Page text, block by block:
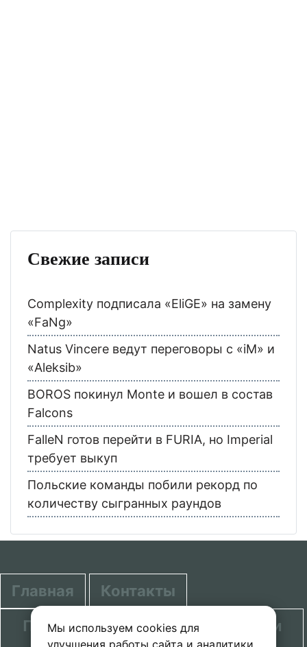
Мы используем cookies для
улучшения работы сайта и аналитики.
Свежие записи
Complexity подписала «EliGE» на замену
«FaNg»
Natus Vincere ведут переговоры с «iM» и
«Aleksib»
BOROS покинул Monte и вошел в состав
Falcons
FalleN готов перейти в FURIA, но Imperial
требует выкуп
Польские команды побили рекорд по
количеству сыгранных раундов
Главная
Контакты
Политика в отношении обработки